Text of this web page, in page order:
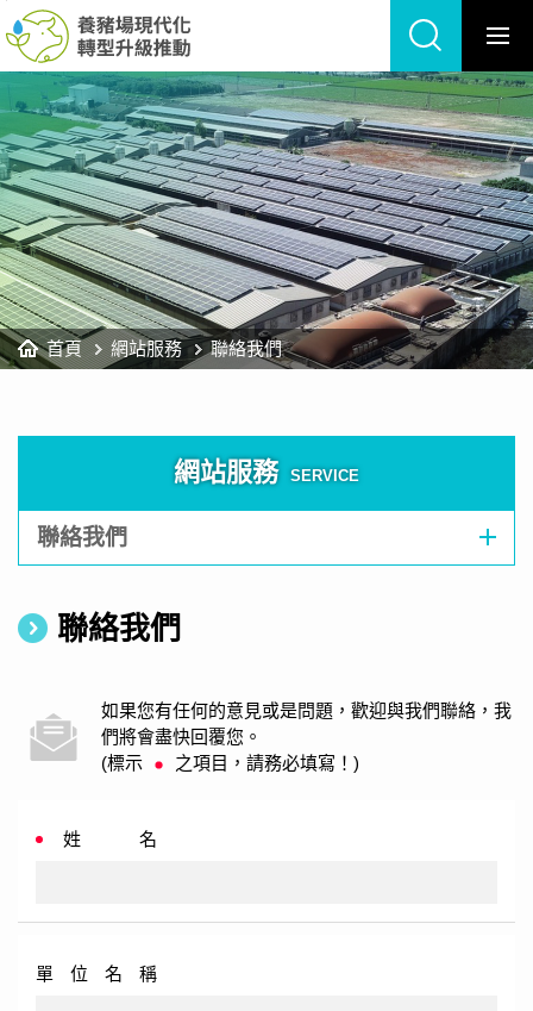
養
場
現
升
級
動
網
站
跳
主
要
首頁 網站服務 聯絡我們
網站服務 SERVICE
聯絡我們
聯絡我們
如果您有任何的意見或是問題，歡迎與我們聯絡，我
們將會盡快回覆您。
(標示
之項目，請務必填寫！)
姓 名
單位名稱